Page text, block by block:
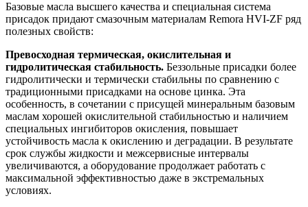
Базовые масла высшего качества и специальная система
присадок придают смазочным материалам Remora HVI-ZF ряд
полезных свойств:
Превосходная термическая, окислительная и
гидролитическая стабильность. Беззольные присадки более
гидролитически и термически стабильны по сравнению с
традиционными присадками на основе цинка. Эта
особенность, в сочетании с присущей минеральным базовым
маслам хорошей окислительной стабильностью и наличием
специальных ингибиторов окисления, повышает
устойчивость масла к окислению и деградации. В результате
срок службы жидкости и межсервисные интервалы
увеличиваются, а оборудование продолжает работать с
максимальной эффективностью даже в экстремальных
условиях.